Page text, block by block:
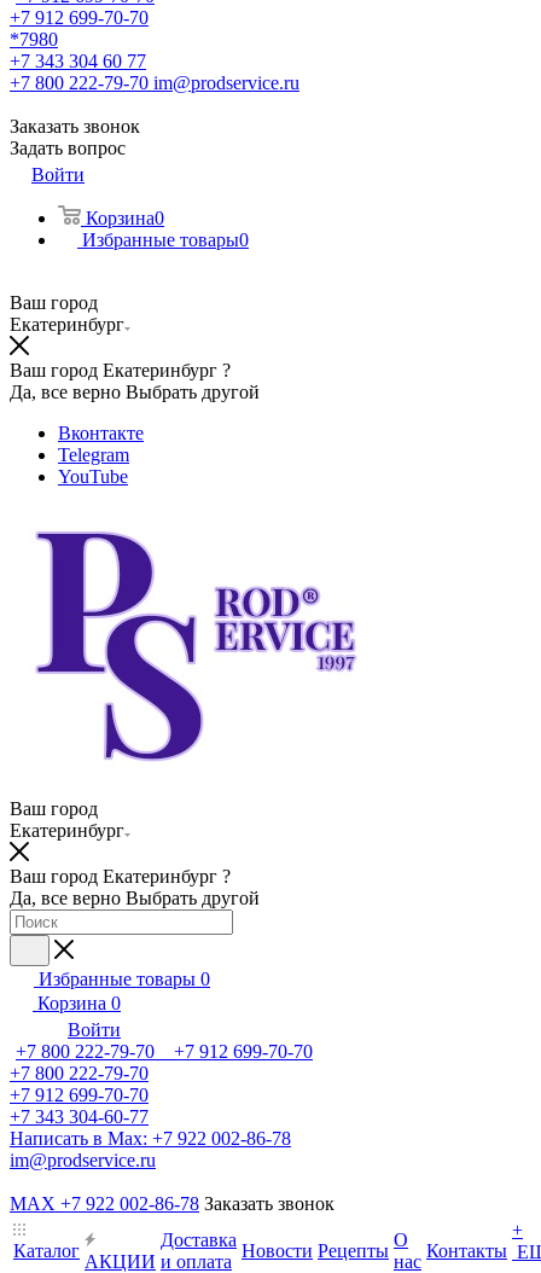
+7 912 699-70-70
*7980
+7 343 304 60 77
+7 800 222-79-70 im@prodservice.ru
Заказать звонок
Задать вопрос
Войти
Корзина0
Избранные товары0
Ваш город
Екатеринбург
Ваш город Екатеринбург ?
Да, все верно Выбрать другой
Вконтакте
Telegram
YouTube
Ваш город
Екатеринбург
Ваш город Екатеринбург ?
Да, все верно Выбрать другой
Избранные товары 0
Корзина 0
Войти
+7 800 222-79-70 +7 912 699-70-70
+7 800 222-79-70
+7 912 699-70-70
+7 343 304-60-77
Написать в Max: +7 922 002-86-78
im@prodservice.ru
MAX +7 922 002-86-78 Заказать звонок
Каталог
АКЦИИ
Доставка
и оплата
Новости Рецепты
О
нас
Контакты
+